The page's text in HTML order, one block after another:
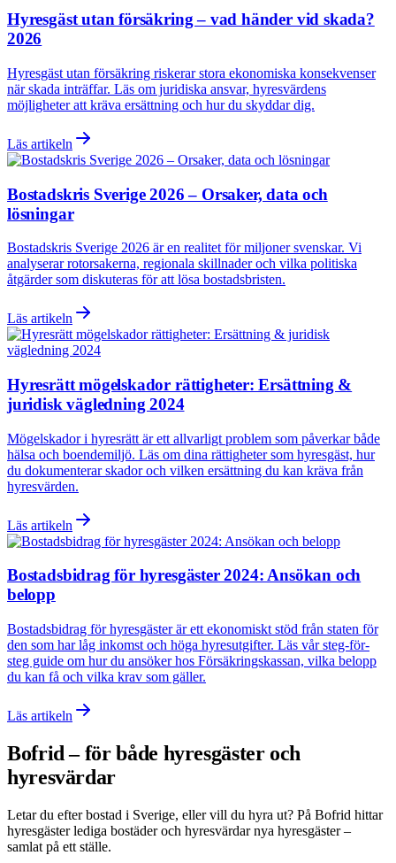
Hyresgäst utan försäkring – vad händer vid skada?
2026
Hyresgäst utan försäkring riskerar stora ekonomiska konsekvenser
när skada inträffar. Läs om juridiska ansvar, hyresvärdens
möjligheter att kräva ersättning och hur du skyddar dig.
Läs artikeln
Bostadskris Sverige 2026 – Orsaker, data och
lösningar
Bostadskris Sverige 2026 är en realitet för miljoner svenskar. Vi
analyserar rotorsakerna, regionala skillnader och vilka politiska
åtgärder som diskuteras för att lösa bostadsbristen.
Läs artikeln
Hyresrätt mögelskador rättigheter: Ersättning &
juridisk vägledning 2024
Mögelskador i hyresrätt är ett allvarligt problem som påverkar både
hälsa och boendemiljö. Läs om dina rättigheter som hyresgäst, hur
du dokumenterar skador och vilken ersättning du kan kräva från
hyresvärden.
Läs artikeln
Bostadsbidrag för hyresgäster 2024: Ansökan och
belopp
Bostadsbidrag för hyresgäster är ett ekonomiskt stöd från staten för
den som har låg inkomst och höga hyresutgifter. Läs vår steg-för-
steg guide om hur du ansöker hos Försäkringskassan, vilka belopp
du kan få och vilka krav som gäller.
Läs artikeln
Bofrid – för både hyresgäster och
hyresvärdar
Letar du efter bostad i Sverige, eller vill du hyra ut? På Bofrid hittar
hyresgäster lediga bostäder och hyresvärdar nya hyresgäster –
samlat på ett ställe.